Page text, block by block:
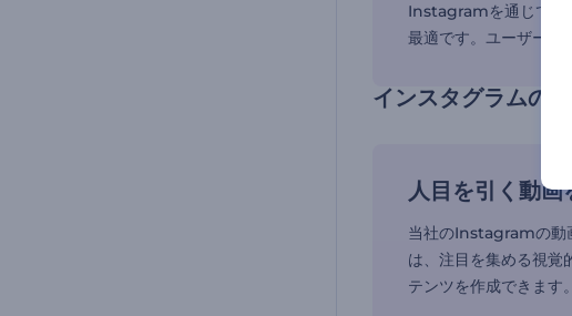
Instagramを通じてメ
最適です。ユーザーは
インスタグラムの
人目を引く動画
当社のInstagramの動
は、注目を集める視覚
テンツを作成できます。